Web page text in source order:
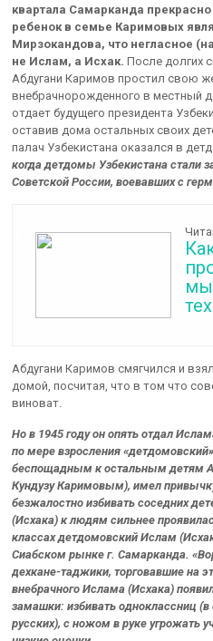
квартала Самарканда
ребенок в семье Каримовых
Мирзокандова, что негласное
не Ислам, а Исхак. После долгих
Абдугани Каримов простил свою
внебрачнорожденного в местный
отдает будущего президента
оставив дома остальных своих
палач Узбекистана оказался в
когда детдомы Узбекистана стали
Советской России, воевавших с
Абдугани Каримов смягчился и
домой, посчитая, что в том что
виноват.
Но в 1945 году он опять отдал
по мере взросления
беспощадным к остальным детям
Кундузу Каримовым), имел
безжалостно избивать соседних
(Исхака) к людям сильнее
классах детдомовский Ислам
Сиабском рынке г. Самарканда.
дехкане-таджики, торговавшие на
внебрачного Ислама (Исхака)
замашки: избивать одноклассниц
русских), с ножом в руке угрожать